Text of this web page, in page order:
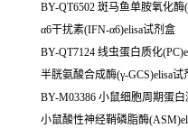
BY-QT6502 斑马鱼单胺氧化
α6干扰素(IFN-α6)elisa试剂盒
BY-QT7124 线虫蛋白质化
半胱氨酸合成酶(γ-GCS)elisa试
BY-M03386 小鼠细胞周期蛋
小鼠酸性神经鞘磷脂酶